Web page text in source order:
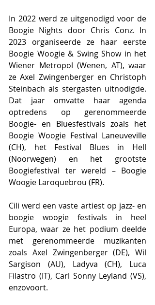
In 2022 werd ze uitgenodigd voor de
Boogie Nights door Chris Conz. In
2023 organiseerde ze haar eerste
Boogie Woogie & Swing Show in het
Wiener Metropol (Wenen, AT), waar
ze Axel Zwingenberger en Christoph
Steinbach als stergasten uitnodigde.
Dat jaar omvatte haar agenda
optredens op gerenommeerde
Boogie- en Bluesfestivals zoals het
Boogie Woogie Festival Laneuveville
(CH), het Festival Blues in Hell
(Noorwegen) en het grootste
Boogiefestival ter wereld – Boogie
Woogie Laroquebrou (FR).
Cili werd een vaste artiest op jazz- en
boogie woogie festivals in heel
Europa, waar ze het podium deelde
met gerenommeerde muzikanten
zoals Axel Zwingenberger (DE), Wil
Sargison (AU), Ladyva (CH), Luca
Filastro (IT), Carl Sonny Leyland (VS),
enzovoort.